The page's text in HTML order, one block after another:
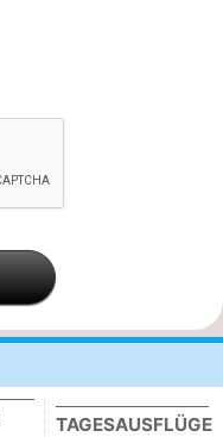
TAGESAUSFLÜGE